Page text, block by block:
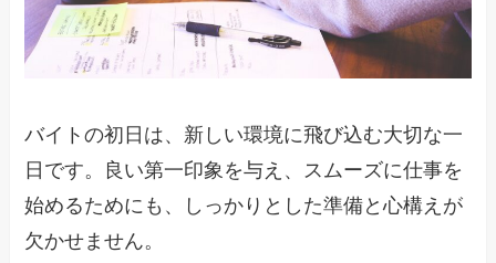
バイトの初日は、新しい環境に飛び込む大切な一
日です。良い第一印象を与え、スムーズに仕事を
始めるためにも、しっかりとした準備と心構えが
欠かせません。